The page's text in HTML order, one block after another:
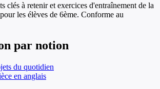
clés à retenir et exercices d'entraînement de la
pour les élèves de 6ème. Conforme au
par notion
du quotidien
en anglais